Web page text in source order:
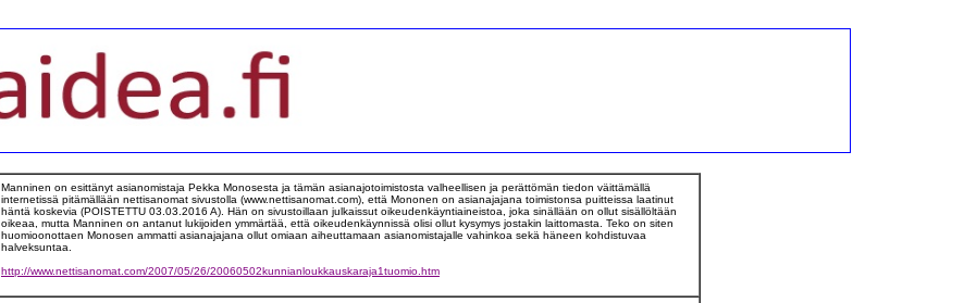
Manninen on esittänyt asianomistaja Pekka Monosesta ja tämän asianajotoimistosta valheellisen ja perättömän tiedon väittämällä
internetissä pitämällään nettisanomat sivustolla (www.nettisanomat.com), että Mononen on asianajajana toimistonsa puitteissa laatinut
häntä koskevia (POISTETTU 03.03.2016 A). Hän on sivustoillaan julkaissut oikeudenkäyntiaineistoa, joka sinällään on ollut sisällöltään
oikeaa, mutta Manninen on antanut lukijoiden ymmärtää, että oikeudenkäynnissä olisi ollut kysymys jostakin laittomasta. Teko on siten
huomioonottaen Monosen ammatti asianajajana ollut omiaan aiheuttamaan asianomistajalle vahinkoa sekä häneen kohdistuvaa
halveksuntaa.
http://www.nettisanomat.com/2007/05/26/20060502kunnianloukkauskaraja1tuomio.htm